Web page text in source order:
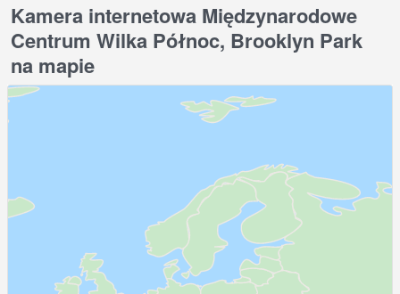
Kamera internetowa Międzynarodowe
Centrum Wilka Północ, Brooklyn Park
na mapie